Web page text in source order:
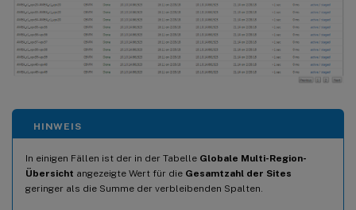
HINWEIS
In einigen Fällen ist der in der Tabelle Globale Multi-Region-
Übersicht angezeigte Wert für die Gesamtzahl der Sites
geringer als die Summe der verbleibenden Spalten.